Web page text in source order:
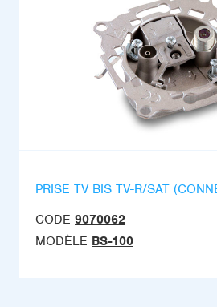
PRISE TV BIS TV-R/SAT
CODE 9070062
MODÈLE BS-100